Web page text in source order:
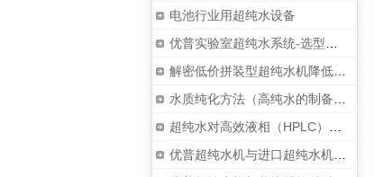
电池行业用超纯水设备